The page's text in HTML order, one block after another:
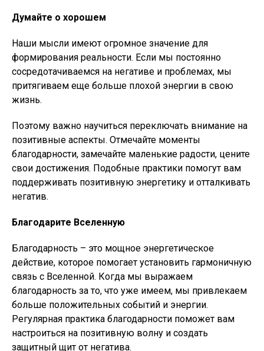
Думайте о хорошем
Наши мысли имеют огромное значение для
формирования реальности. Если мы постоянно
сосредотачиваемся на негативе и проблемах, мы
притягиваем еще больше плохой энергии в свою
жизнь.
Поэтому важно научиться переключать внимание на
позитивные аспекты. Отмечайте моменты
благодарности, замечайте маленькие радости, цените
свои достижения. Подобные практики помогут вам
поддерживать позитивную энергетику и отталкивать
негатив.
Благодарите Вселенную
Благодарность – это мощное энергетическое
действие, которое помогает установить гармоничную
связь с Вселенной. Когда мы выражаем
благодарность за то, что уже имеем, мы привлекаем
больше положительных событий и энергии.
Регулярная практика благодарности поможет вам
настроиться на позитивную волну и создать
защитный щит от негатива.